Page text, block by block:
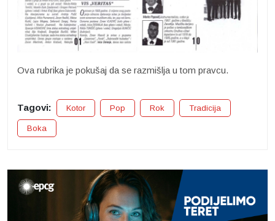
Ova rubrika je pokušaj da se razmišlja u tom pravcu.
Tagovi: Kotor Pop Rok Tradicija
Boka